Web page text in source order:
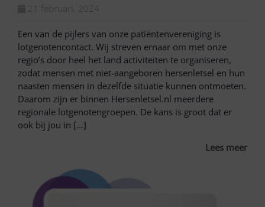
Een van de pijlers van onze patiëntenvereniging is
lotgenotencontact. Wij streven ernaar om met onze
regio’s door heel het land activiteiten te organiseren,
zodat mensen met niet-aangeboren hersenletsel en hun
naasten mensen in dezelfde situatie kunnen ontmoeten.
Daarom zijn er binnen Hersenletsel.nl meerdere
regionale lotgenotengroepen. De kans is groot dat er
ook bij jou in […]
Lees meer